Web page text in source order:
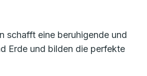
schafft eine beruhigende und
Erde und bilden die perfekte